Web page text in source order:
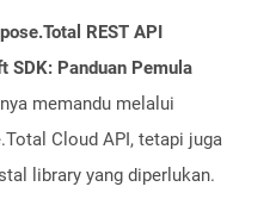
REST API
SDK: Panduan Pemula
memandu melalui
Cloud API, tetapi juga
library yang diperlukan.